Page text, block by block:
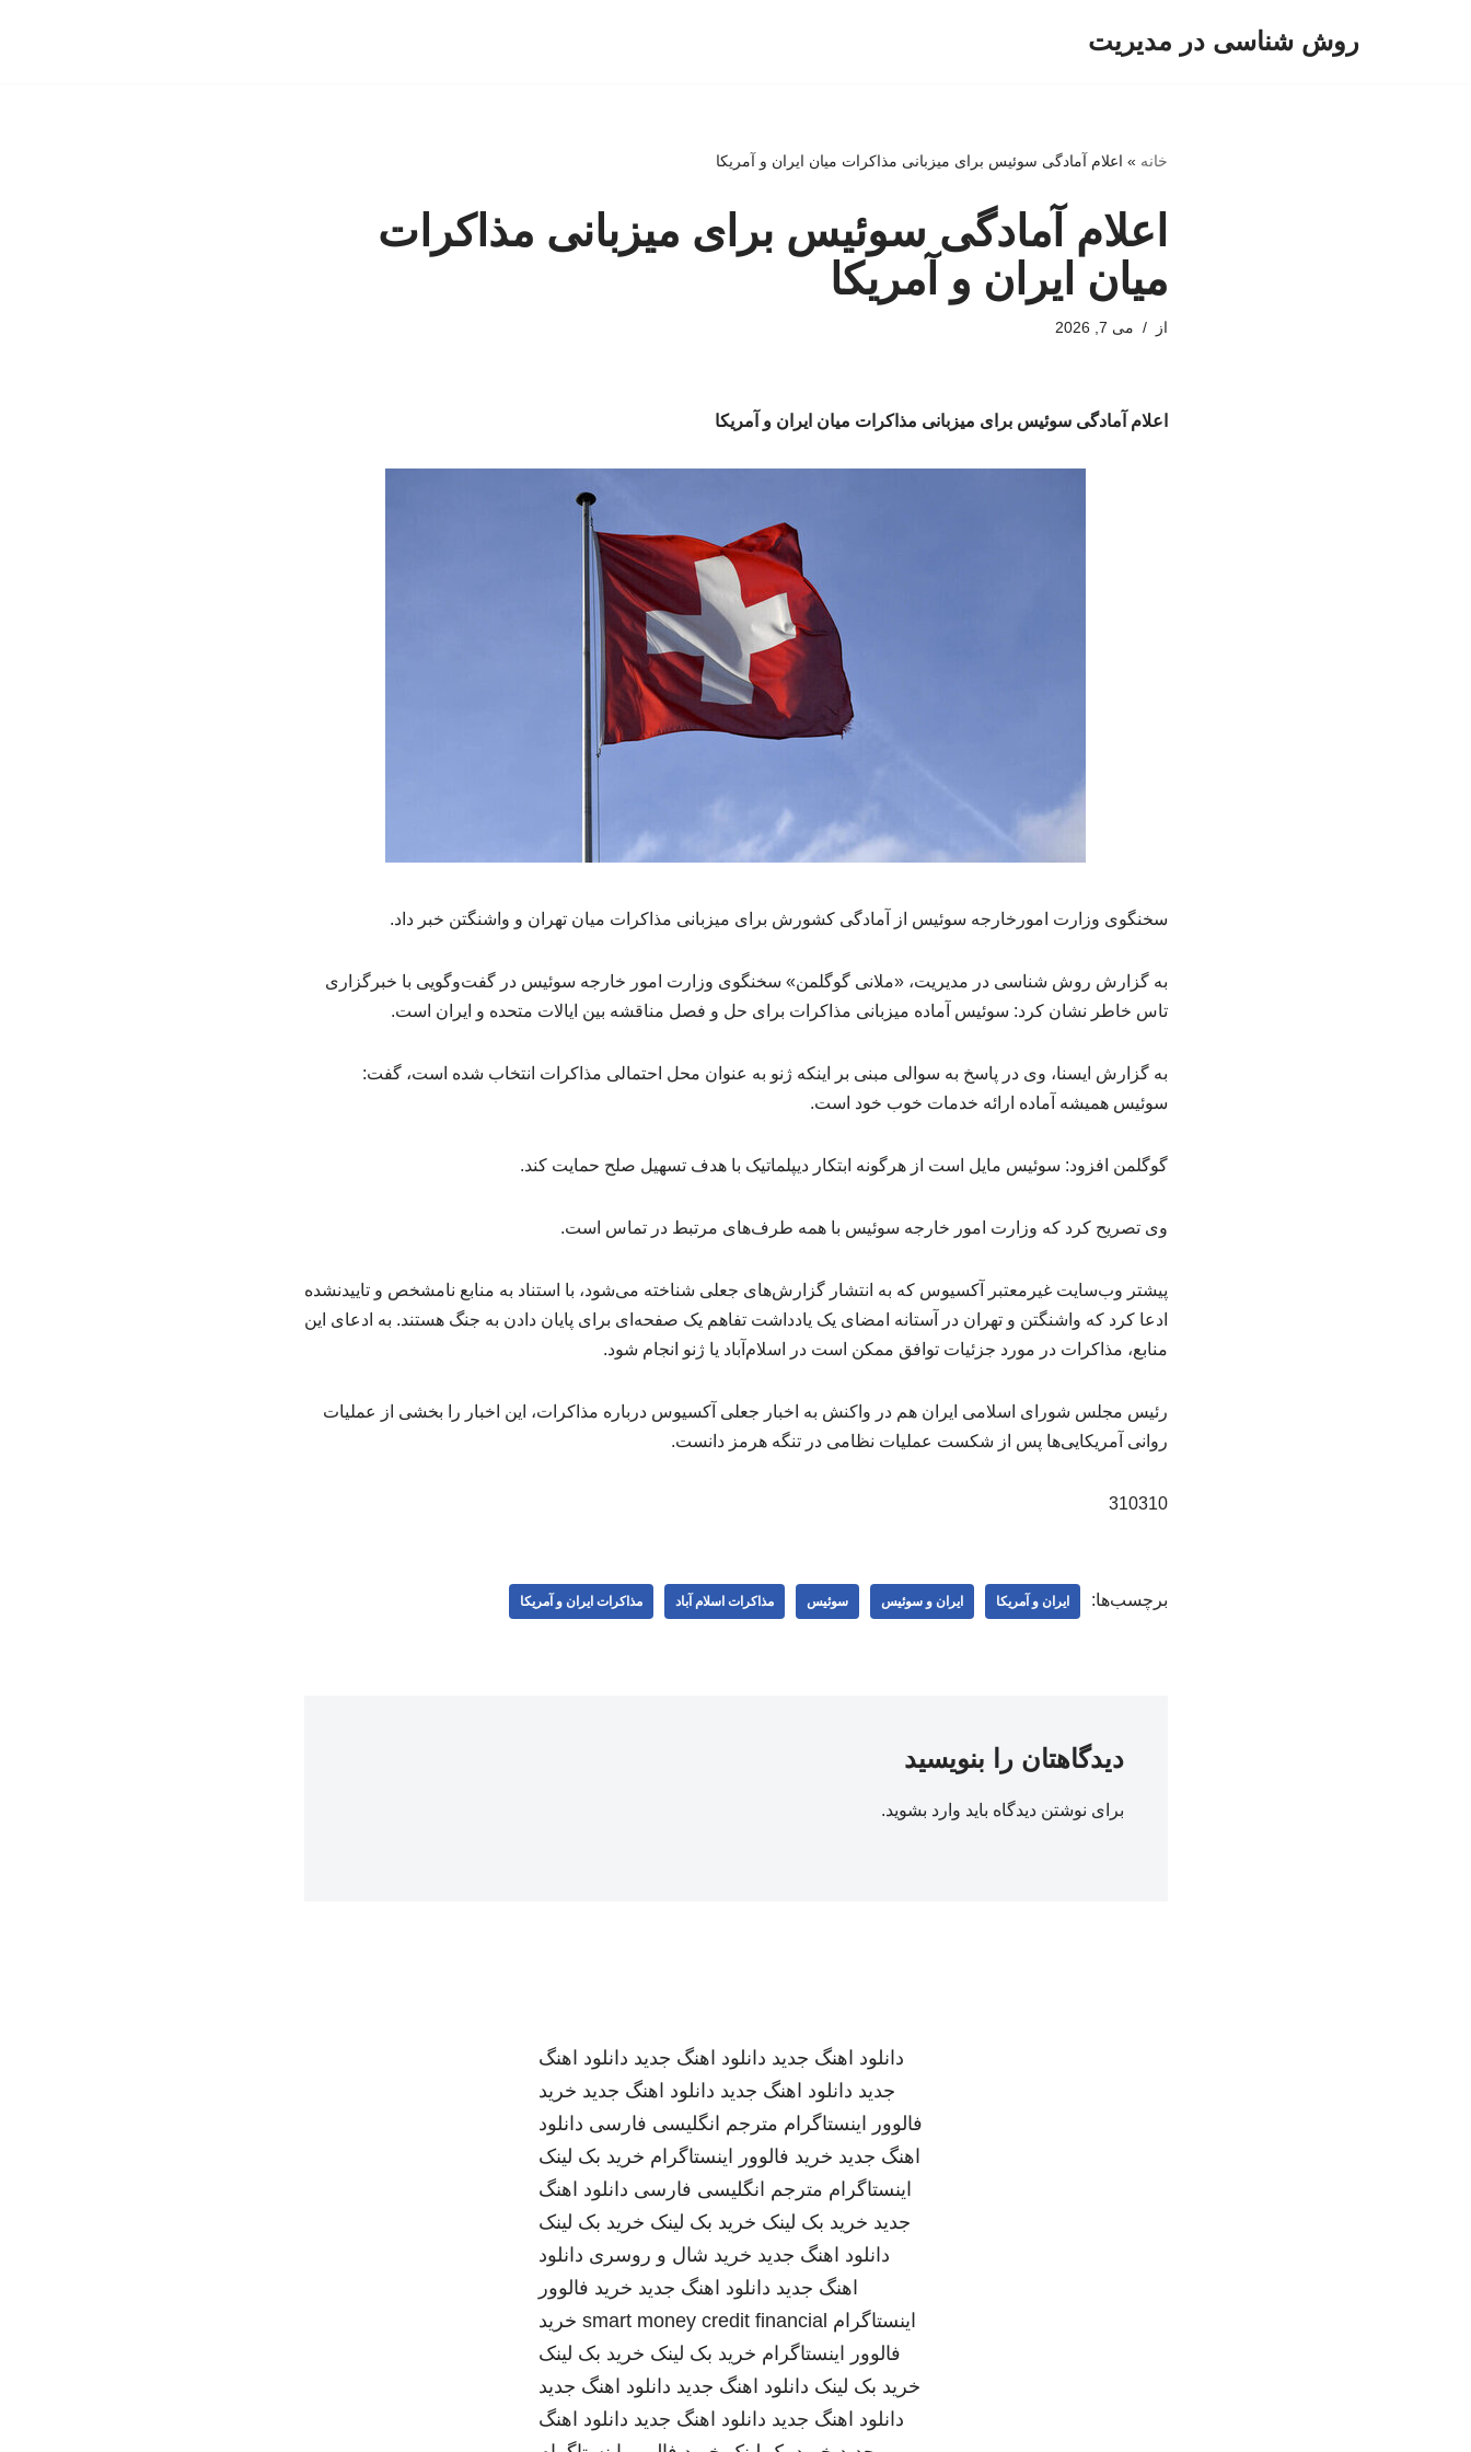
روش شناسی در مدیریت
خانه » اعلام آمادگی سوئیس برای میزبانی مذاکرات میان ایران و آمریکا
اعلام آمادگی سوئیس برای میزبانی مذاکرات
میان ایران و آمریکا
از می 7, 2026
اعلام آمادگی سوئیس برای میزبانی مذاکرات میان ایران و آمریکا
سخنگوی وزارت امورخارجه سوئیس از آمادگی کشورش برای میزبانی مذاکرات میان تهران و واشنگتن خبر داد.
به گزارش روش شناسی در مدیریت، «ملانی گوگلمن» سخنگوی وزارت امور خارجه سوئیس در گفت‌وگویی با خبرگزاری
تاس خاطر نشان کرد: سوئیس آماده میزبانی مذاکرات برای حل و فصل مناقشه بین ایالات متحده و ایران است.
به گزارش ایسنا، وی در پاسخ به سوالی مبنی بر اینکه ژنو به عنوان محل احتمالی مذاکرات انتخاب شده است، گفت:
سوئیس همیشه آماده ارائه خدمات خوب خود است.
گوگلمن افزود: سوئیس مایل است از هرگونه ابتکار دیپلماتیک با هدف تسهیل صلح حمایت کند.
وی تصریح کرد که وزارت امور خارجه سوئیس با همه طرف‌های مرتبط در تماس است.
پیشتر وب‌سایت غیرمعتبر آکسیوس که به انتشار گزارش‌های جعلی شناخته می‌شود، با استناد به منابع نامشخص و تاییدنشده
ادعا کرد که واشنگتن و تهران در آستانه امضای یک یادداشت تفاهم یک صفحه‌ای برای پایان دادن به جنگ هستند. به ادعای این
منابع، مذاکرات در مورد جزئیات توافق ممکن است در اسلام‌آباد یا ژنو انجام شود.
رئیس مجلس شورای اسلامی ایران هم در واکنش به اخبار جعلی آکسیوس درباره مذاکرات، این اخبار را بخشی از عملیات
روانی آمریکایی‌ها پس از شکست عملیات نظامی در تنگه هرمز دانست.
310310
برچسب‌ها: ایران و آمریکا ایران و سوئیس سوئیس مذاکرات اسلام آباد مذاکرات ایران و آمریکا
دیدگاهتان را بنویسید
برای نوشتن دیدگاه باید وارد بشوید.
دانلود اهنگ جدید دانلود اهنگ جدید دانلود اهنگ
جدید دانلود اهنگ جدید دانلود اهنگ جدید خرید
فالوور اینستاگرام مترجم انگلیسی فارسی دانلود
اهنگ جدید خرید فالوور اینستاگرام خرید بک لینک
اینستاگرام مترجم انگلیسی فارسی دانلود اهنگ
جدید خرید بک لینک خرید بک لینک خرید بک لینک
دانلود اهنگ جدید خرید شال و روسری دانلود
اهنگ جدید دانلود اهنگ جدید خرید فالوور
اینستاگرام smart money credit financial خرید
فالوور اینستاگرام خرید بک لینک خرید بک لینک
خرید بک لینک دانلود اهنگ جدید دانلود اهنگ جدید
دانلود اهنگ جدید دانلود اهنگ جدید دانلود اهنگ